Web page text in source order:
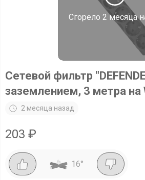
Сгорело 2 месяца
Сетевой фильтр
заземлением, 3 метра на
2 месяца назад
203 ₽
16°